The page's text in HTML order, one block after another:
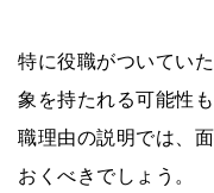
特に役職がついてい
象を持たれる可能性
職理由の説明では、
おくべきでしょう。